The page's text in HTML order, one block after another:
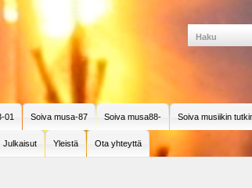
01 Soiva musa-87 Soiva musa88- Soiva musiikin
Julkaisut Yleistä Ota yhteyttä